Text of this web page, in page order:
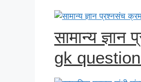
सामान्य
gk